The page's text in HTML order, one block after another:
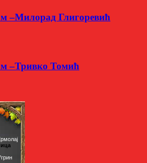
–Милорад Глигоревић
–Тривко Томић